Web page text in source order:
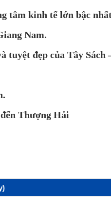
tâm kinh tế lớn bậc
Nam.
đẹp của Tây Sách
Thượng Hải